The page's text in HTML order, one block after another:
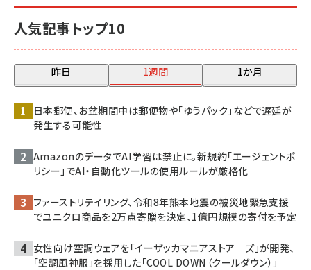
人気記事トップ10
昨日 1週間 1か月
日本郵便、お盆期間中は郵便物や「ゆうパック」などで遅延が
発生する可能性
AmazonのデータでAI学習は禁止に。新規約「エージェントポ
リシー」でAI・自動化ツールの使用ルールが厳格化
ファーストリテイリング、令和8年熊本地震の被災地緊急支援
でユニクロ商品を2万点寄贈を決定、1億円規模の寄付を予定
女性向け空調ウェアを「イーザッカマニアストア―ズ」が開発、
「空調風神服」を採用した「COOL DOWN（クールダウン）」